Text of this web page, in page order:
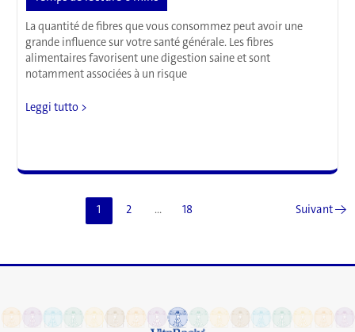
La quantité de fibres que vous consommez peut avoir une
grande influence sur votre santé générale. Les fibres
alimentaires favorisent une digestion saine et sont
notamment associées à un risque
« Fibermaxxing
plus
santé
Leggi tutto >
1 2 … 18 Suivant→